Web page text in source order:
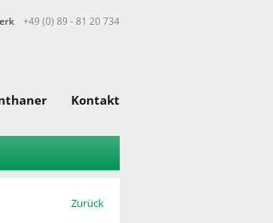
+49 (0) 89 - 81 20 734
Kontakt
Zurück